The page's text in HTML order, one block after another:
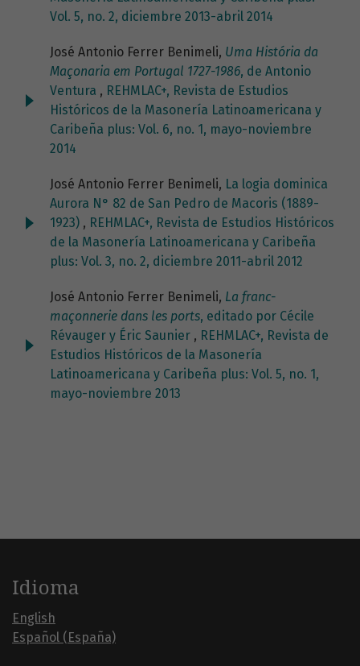
Vol. 5, no. 2, diciembre 2013-abril 2014
José Antonio Ferrer Benimeli, Uma História da
Maçonaria em Portugal 1727-1986, de Antonio
Ventura , REHMLAC+, Revista de Estudios
Históricos de la Masonería Latinoamericana y
Caribeña plus: Vol. 6, no. 1, mayo-noviembre
2014
José Antonio Ferrer Benimeli, La logia dominica
Aurora N° 82 de San Pedro de Macoris (1889-
1923) , REHMLAC+, Revista de Estudios Históricos
de la Masonería Latinoamericana y Caribeña
plus: Vol. 3, no. 2, diciembre 2011-abril 2012
José Antonio Ferrer Benimeli, La franc-
maçonnerie dans les ports, editado por Cécile
Révauger y Éric Saunier , REHMLAC+, Revista de
Estudios Históricos de la Masonería
Latinoamericana y Caribeña plus: Vol. 5, no. 1,
mayo-noviembre 2013
Idioma
English
Español (España)